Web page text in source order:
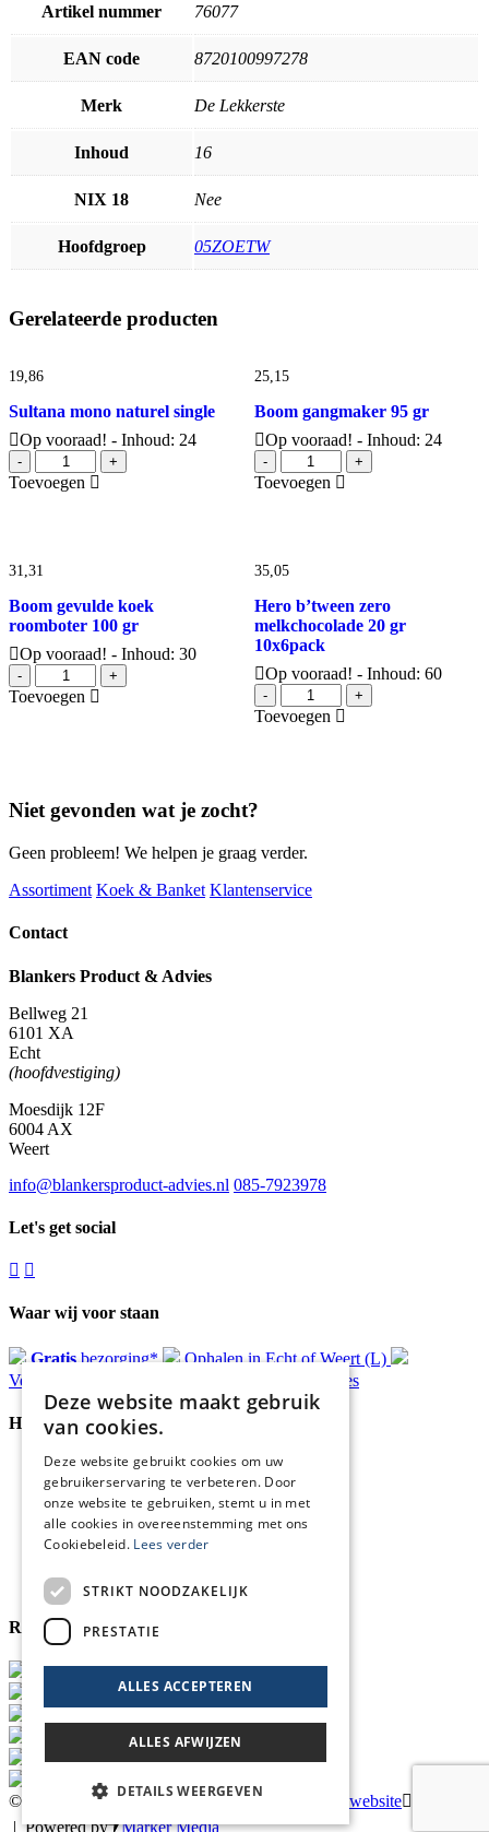
Artikel nummer 76077
EAN code 8720100997278
Merk De Lekkerste
Inhoud 16
NIX 18 Nee
Hoofdgroep 05ZOETW
Gerelateerde producten
19,86
Sultana mono naturel single
Op vooraad! - Inhoud: 24
-
Sultana
mono
naturel
+
Toevoegen
25,15
Boom gangmaker 95 gr
Op vooraad! - Inhoud: 24
-
Boom
gangmaker
+
Toevoegen
31,31
Boom gevulde koek
roomboter 100 gr
Op vooraad! - Inhoud: 30
-
Boom
gevulde
koek
+
Toevoegen
35,05
Hero b’tween zero
melkchocolade 20 gr
10x6pack
Op vooraad! - Inhoud: 60
-
Hero
b'tween
zero
+
Toevoegen
Niet gevonden wat je zocht?
Geen probleem! We helpen je graag verder.
Assortiment Koek & Banket Klantenservice
Contact
Blankers Product & Advies
Bellweg 21
6101 XA
Echt
(hoofdvestiging)
Moesdijk 12F
6004 AX
Weert
info@blankersproduct-advies.nl 085-7923978
Let's get social
Waar wij voor staan
Gratisbezorging*
Ophalen in Echt of Weert (L)
Verzonden
advies
Handige Links
Home
Klantenservice
Over ons
Blog
Privacyverklaring
Cookies
Reviewmerk
© 2026 Blankers Product & Advies | Maatwerk website
|Powered by Marker Media
Deze website maakt gebruik
van cookies.
Deze website gebruikt cookies om uw
gebruikerservaring te verbeteren. Door
onze website te gebruiken, stemt u in met
alle cookies in overeenstemming met ons
Cookiebeleid. Lees verder
STRIKT NOODZAKELIJK
PRESTATIE
ALLES ACCEPTEREN
ALLES AFWIJZEN
DETAILS WEERGEVEN